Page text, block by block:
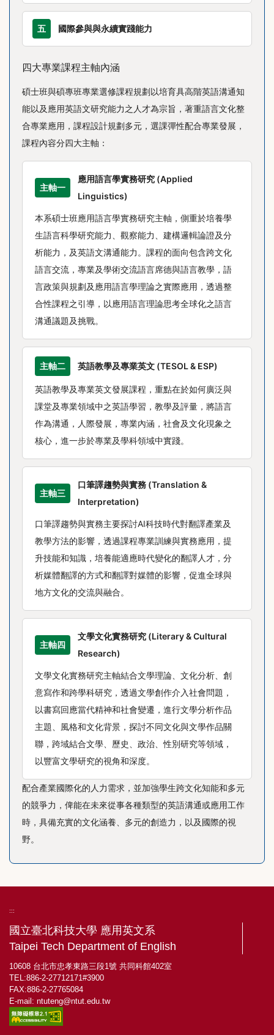
五 國際參與與永續實踐能力
四大專業課程主軸內涵
碩士班與碩專班專業選修課程規劃以培育具高階英語溝通知
能以及應用英語文研究能力之人才為宗旨，著重語言文化整
合專業應用，課程設計規劃多元，選課彈性配合專業發展，
課程內容分四大主軸：
主軸一
應用語言學實務研究 (Applied
Linguistics)
本系碩士班應用語言學實務研究主軸，側重於培養學
生語言科學研究能力、觀察能力、建構邏輯論證及分
析能力，及英語文溝通能力。課程的面向包含跨文化
語言交流，專業及學術交流語言席德與語言教學，語
言政策與規劃及應用語言學理論之實際應用，透過整
合性課程之引導，以應用語言理論思考全球化之語言
溝通議題及挑戰。
主軸二 英語教學及專業英文 (TESOL & ESP)
英語教學及專業英文發展課程，重點在於如何廣泛與
課堂及專業領域中之英語學習，教學及評量，將語言
作為溝通，人際發展，專業內涵，社會及文化現象之
核心，進一步於專業及學科領域中實踐。
主軸三
口筆譯趨勢與實務 (Translation &
Interpretation)
口筆譯趨勢與實務主要探討AI科技時代對翻譯產業及
教學方法的影響，透過課程專業訓練與實務應用，提
升技能和知識，培養能適應時代變化的翻譯人才，分
析媒體翻譯的方式和翻譯對媒體的影響，促進全球與
地方文化的交流與融合。
主軸四
文學文化實務研究 (Literary & Cultural
Research)
文學文化實務研究主軸結合文學理論、文化分析、創
意寫作和跨學科研究，透過文學創作介入社會問題，
以書寫回應當代精神和社會變遷，進行文學分析作品
主題、風格和文化背景，探討不同文化與文學作品關
聯，跨域結合文學、歷史、政治、性別研究等領域，
以豐富文學研究的視角和深度。
配合產業國際化的人力需求，並加強學生跨文化知能和多元
的競爭力，俾能在未來從事各種類型的英語溝通或應用工作
時，具備充實的文化涵養、多元的創造力，以及國際的視
野。
:::
國立臺北科技大學 應用英文系
Taipei Tech Department of English
10608 台北市忠孝東路三段1號 共同科館402室
TEL:886-2-27712171#3900
FAX:886-2-27765084
E-mail: ntuteng@ntut.edu.tw